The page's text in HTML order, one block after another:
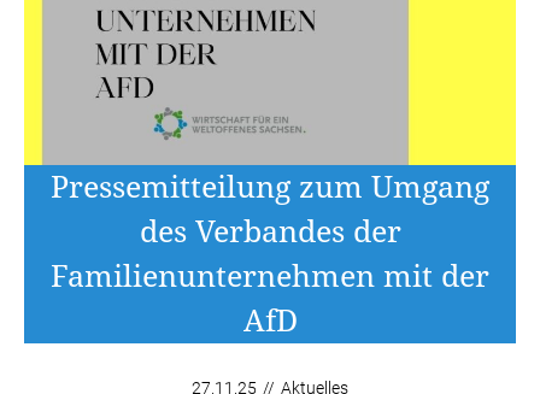
Pressemitteilung zum Umgang
des Verbandes der
Familienunternehmen mit der
AfD
27.11.25 // Aktuelles